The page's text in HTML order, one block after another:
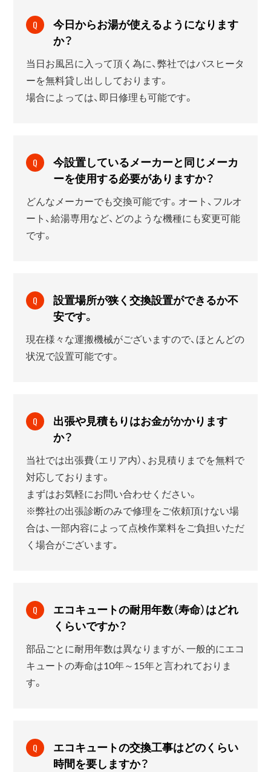
Q
今日からお湯が使えるようになります
か？
当日お風呂に入って頂く為に、弊社ではバスヒータ
ーを無料貸し出ししております。
場合によっては、即日修理も可能です。
Q
今設置しているメーカーと同じメーカ
ーを使用する必要がありますか？
どんなメーカーでも交換可能です。オート、フルオ
ート、給湯専用など、どのような機種にも変更可能
です。
Q
設置場所が狭く交換設置ができるか不
安です。
現在様々な運搬機械がございますので、ほとんどの
状況で設置可能です。
Q
出張や見積もりはお金がかかります
か？
当社では出張費（エリア内）、お見積りまでを無料で
対応しております。
まずはお気軽にお問い合わせください。
※弊社の出張診断のみで修理をご依頼頂けない場
合は、一部内容によって点検作業料をご負担いただ
く場合がございます｡
Q
エコキュートの耐用年数（寿命）はどれ
くらいですか？
部品ごとに耐用年数は異なりますが、一般的にエコ
キュートの寿命は10年～15年と言われておりま
す。
Q
エコキュートの交換工事はどのくらい
時間を要しますか？